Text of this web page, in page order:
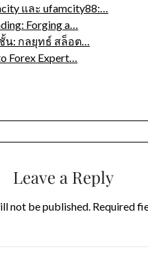
และ ufamcity88:…
Forging a…
น: กลยุทธ์ สล็อต…
Forex Expert…
Leave a Reply
not be published. Required